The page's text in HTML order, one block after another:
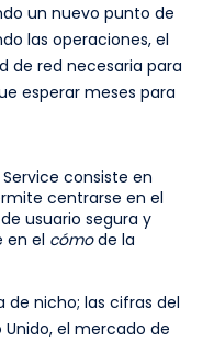
un nuevo punto de
las operaciones, el
de red necesaria para
esperar meses para
consiste en
centrarse en el
usuario segura y
en el cómode la
de nicho; las cifras del
Unido, el mercado de